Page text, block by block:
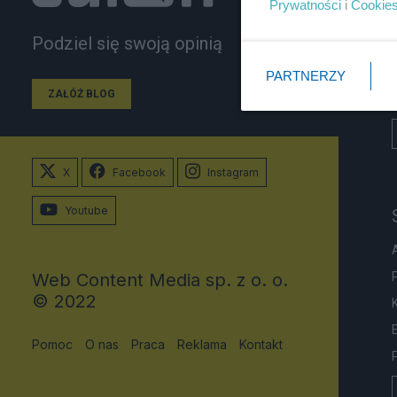
Podziel się swoją opinią
ZAŁÓŻ BLOG
X Facebook Instagram
Youtube
Web Content Media sp. z o. o.
© 2022
Pomoc O nas Praca Reklama Kontakt
Prywatności i Cookies
PARTNERZY